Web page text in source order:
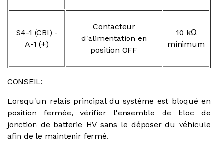
S4-1 (CBI) -
A-1 (+)
Contacteur
d'alimentation en
position OFF
10 kΩ
minimum
CONSEIL:
Lorsqu'un relais principal du système est bloqué en
position fermée, vérifier l'ensemble de bloc de
jonction de batterie HV sans le déposer du véhicule
afin de le maintenir fermé.